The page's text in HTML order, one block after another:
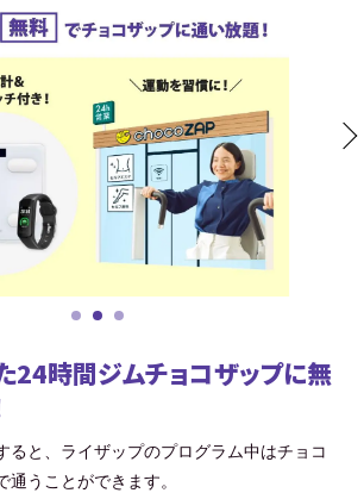
24時間ジムチョコザップに無
ると、ライザップのプログラム中はチョコ
通うことができます。